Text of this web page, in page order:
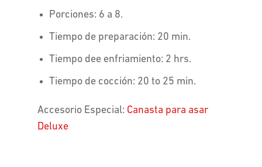
Porciones: 6 a 8.
Tiempo de preparación: 20 min.
Tiempo dee enfriamiento: 2 hrs.
Tiempo de cocción: 20 to 25 min.
Accesorio Especial: Canasta para asar
Deluxe